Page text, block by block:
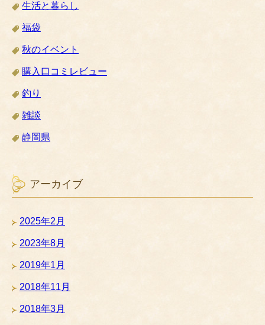
生活と暮らし
福袋
秋のイベント
購入口コミレビュー
釣り
雑談
静岡県
アーカイブ
2025年2月
2023年8月
2019年1月
2018年11月
2018年3月